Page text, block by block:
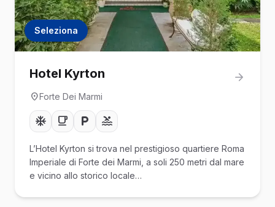
Seleziona
Hotel Kyrton
Forte Dei Marmi
L’Hotel Kyrton si trova nel prestigioso quartiere Roma
Imperiale di Forte dei Marmi, a soli 250 metri dal mare
e vicino allo storico locale…